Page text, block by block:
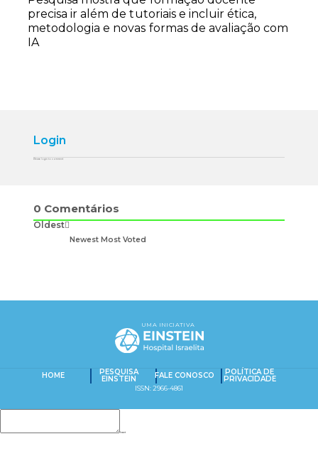
precisa ir além de tutoriais e incluir ética,
metodologia e novas formas de avaliação com
IA
Login
Please login to comment
0 Comentários
Oldest
Newest Most Voted
HOME PESQUISA
EINSTEIN FALE CONOSCO POLÍTICA DE
PRIVACIDADE
ISSN: 2966-4861
UMA INICIATIVA
Insert